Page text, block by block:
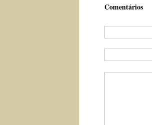
Comentários